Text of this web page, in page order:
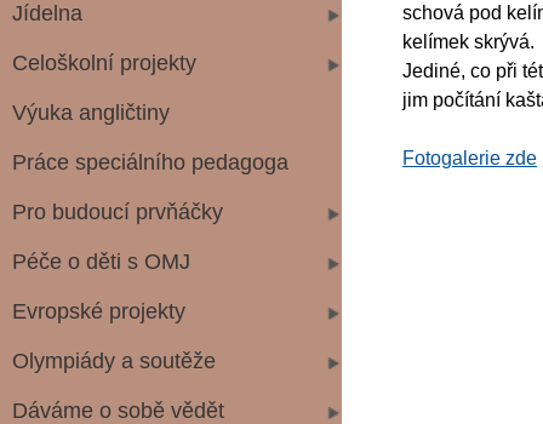
Jídelna
Celoškolní projekty
Výuka angličtiny
Práce speciálního pedagoga
Pro budoucí prvňáčky
Péče o děti s OMJ
Evropské projekty
Olympiády a soutěže
Dáváme o sobě vědět
schová pod
kelímek skrývá.
Jediné, co při
jim počítání
Fotogalerie zde